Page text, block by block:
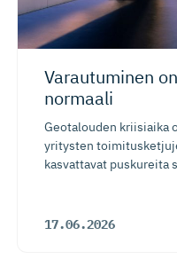
Varautuminen
normaali
Geotalouden kriisiaika
yritysten
kasvattavat puskureita
17.06.2026